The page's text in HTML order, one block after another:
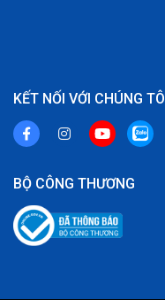
KẾT NỐI VỚI CHÚNG TÔI
BỘ CÔNG THƯƠNG